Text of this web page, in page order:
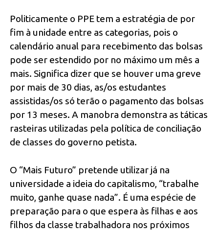
Politicamente o PPE tem a estratégia de por
fim à unidade entre as categorias, pois o
calendário anual para recebimento das bolsas
pode ser estendido por no máximo um mês a
mais. Significa dizer que se houver uma greve
por mais de 30 dias, as/os estudantes
assistidas/os só terão o pagamento das bolsas
por 13 meses. A manobra demonstra as táticas
rasteiras utilizadas pela política de conciliação
de classes do governo petista.
O “Mais Futuro” pretende utilizar já na
universidade a ideia do capitalismo, “trabalhe
muito, ganhe quase nada”. É uma espécie de
preparação para o que espera às filhas e aos
filhos da classe trabalhadora nos próximos